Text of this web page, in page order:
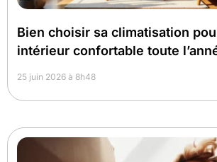
Bien choisir sa climatisation
intérieur confortable toute
25 juin 2026 à 8h48